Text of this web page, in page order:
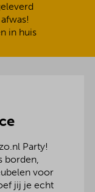
in huis
Party!
borden,
voor
jij je echt